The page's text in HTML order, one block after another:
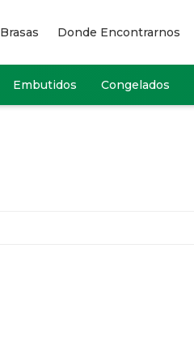
Embutidos Congelados
Brasas Donde Encontrarnos